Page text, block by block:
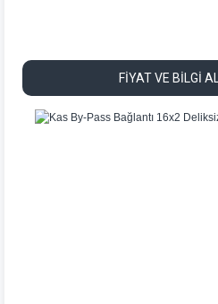
FİYAT VE BİLGİ AL